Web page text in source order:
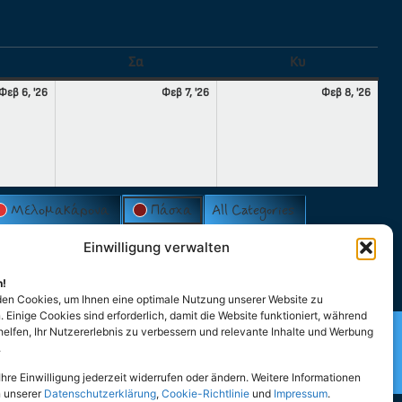
Einwilligung verwalten
Cookies, um Ihnen eine optimale Nutzung unserer Website zu
Einige Cookies sind erforderlich, damit die Website funktioniert, während
Ihr Nutzererlebnis zu verbessern und relevante Inhalte und Werbung
Einwilligung jederzeit widerrufen oder ändern. Weitere Informationen
unserer Datenschutzerklärung, Cookie-Richtlinie und Impressum.
Σα Κυ
Φεβ 6, '26 Φεβ 7, '26 Φεβ 8, '26
Μελομακάρονα Πάσχα All Categories
Hellenen und Hellasfreunde